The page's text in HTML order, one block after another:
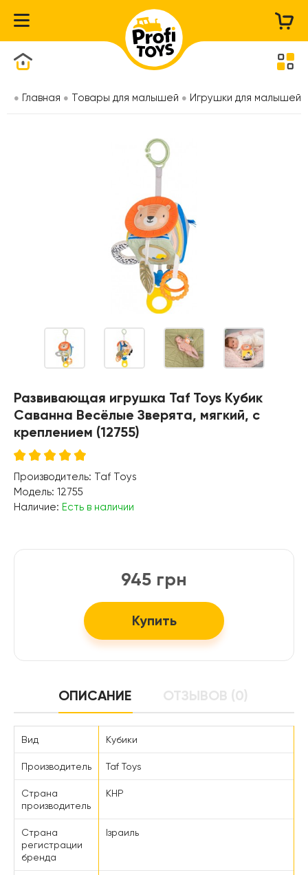
Главная Товары для малышей Игрушки для малышей
Развивающая игрушка Taf Toys Кубик
Саванна Весёлые Зверята, мягкий, с
креплением (12755)
Производитель: Taf Toys
Модель: 12755
Наличие: Есть в наличии
945 грн
Купить
ОПИСАНИЕ ОТЗЫВОВ (0)
Вид Кубики
Производитель Taf Toys
Страна
производитель
КНР
Страна
регистрации
бренда
Ізраиль
Каталог товаров